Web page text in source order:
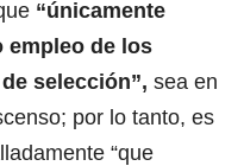
“únicamente
empleo de los
selección”, sea en
por lo tanto, es
“que